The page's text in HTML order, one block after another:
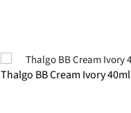
Thalgo BB Cream Ivory 40ml